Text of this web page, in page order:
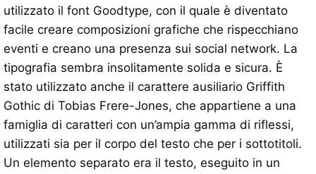
utilizzato il font Goodtype, con il quale è diventato
facile creare composizioni grafiche che rispecchiano
eventi e creano una presenza sui social network. La
tipografia sembra insolitamente solida e sicura. È
stato utilizzato anche il carattere ausiliario Griffith
Gothic di Tobias Frere-Jones, che appartiene a una
famiglia di caratteri con un’ampia gamma di riflessi,
utilizzati sia per il corpo del testo che per i sottotitoli.
Un elemento separato era il testo, eseguito in un